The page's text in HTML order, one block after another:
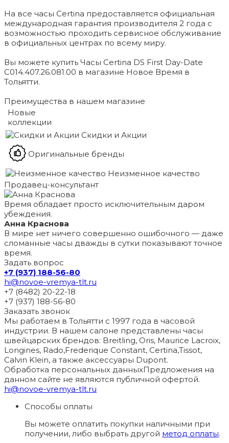
На все часы Certina предоставляется официальная
международная гарантия производителя 2 года с
возможностью проходить сервисное обслуживание
в официальных центрах по всему миру.
Вы можете купить Часы Certina DS First Day-Date
C014.407.26.081.00 в магазине Новое Время в
Тольятти.
Преимущества в нашем магазине
Новые
коллекции
Скидки и Акции
Оригинальные бренды
Неизменное качество
Продавец-консультант
Время обладает просто исключительным даром
убеждения.
Анна Краснова
В мире нет ничего совершенно ошибочного — даже
сломанные часы дважды в сутки показывают точное
время.
Задать вопрос
+7 (937) 188-56-80
hi@novoe-vremya-tlt.ru
+7 (8482) 20-22-18
+7 (937) 188-56-80
Заказать звонок
Мы работаем в Тольятти с 1997 года в часовой
индустрии. В нашем салоне представлены часы
швейцарских брендов: Breitling, Oris, Maurice Lacroix,
Longines, Rado,Frederique Constant, Certina,Tissot,
Calvin Klein, а также аксессуары Dupont.
Обработка персональных данныхПредложения на
данном сайте не являются публичной офертой.
hi@novoe-vremya-tlt.ru
Способы оплаты
Вы можете оплатить покупки наличными при
получении, либо выбрать другой метод оплаты.